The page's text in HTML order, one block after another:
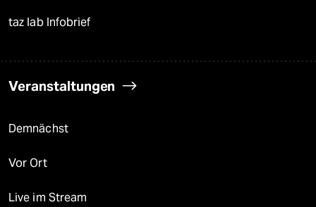
taz lab Infobrief
Veranstaltungen
Demnächst
Vor Ort
Live im Stream